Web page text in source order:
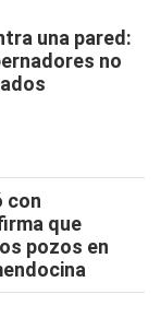
una pared:
no
con
que
pozos en